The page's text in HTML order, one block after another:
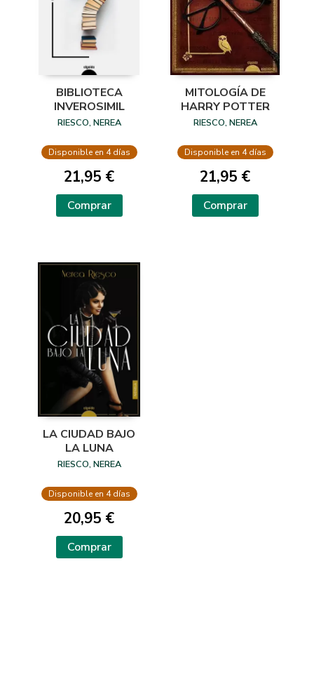
BIBLIOTECA
INVEROSIMIL
RIESCO, NEREA
Disponible en 4 días
21,95 €
Comprar
MITOLOGÍA DE
HARRY POTTER
RIESCO, NEREA
Disponible en 4 días
21,95 €
Comprar
LA CIUDAD BAJO
LA LUNA
RIESCO, NEREA
Disponible en 4 días
20,95 €
Comprar